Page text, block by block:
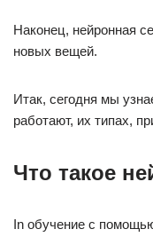
Наконец, нейронная
новых вещей.
Итак, сегодня мы
работают, их типах,
Что такое
In обучение с